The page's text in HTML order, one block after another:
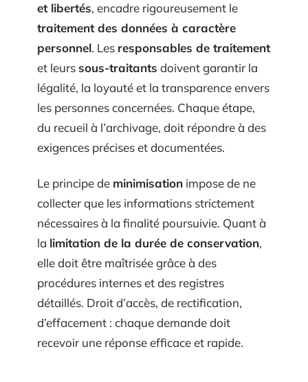
et libertés, encadre rigoureusement le
traitement des données à caractère
personnel. Les responsables de traitement
et leurssous-traitants doivent garantir la
légalité, la loyauté et la transparence envers
les personnes concernées. Chaque étape,
du recueil à l’archivage, doit répondre à des
exigences précises et documentées.
Le principe de minimisation impose de ne
collecter que les informations strictement
nécessaires à la finalité poursuivie. Quant à
la limitation de la durée de conservation,
elle doit être maîtrisée grâce à des
procédures internes et des registres
détaillés. Droit d’accès, de rectification,
d’effacement : chaque demande doit
recevoir une réponse efficace et rapide.